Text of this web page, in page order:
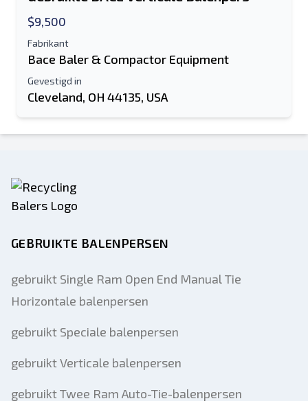
$9,500
Fabrikant
Bace Baler & Compactor Equipment
Gevestigd in
Cleveland, OH 44135, USA
GEBRUIKTE BALENPERSEN
gebruikt Single Ram Open End Manual Tie
Horizontale balenpersen
gebruikt Speciale balenpersen
gebruikt Verticale balenpersen
gebruikt Twee Ram Auto-Tie-balenpersen